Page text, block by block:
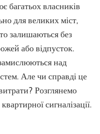
та
багатьох власників
для великих міст,
залишаються без
або відпусток.
над
Але чи справді це
Розглянемо
сигналізації.